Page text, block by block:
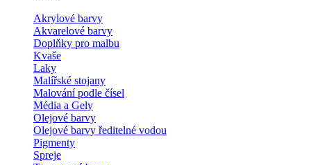
Akrylové barvy
Akvarelové barvy
Doplňky pro malbu
Kvaše
Laky
Malířské stojany
Malování podle čísel
Média a Gely
Olejové barvy
Olejové barvy ředitelné vodou
Pigmenty
Spreje